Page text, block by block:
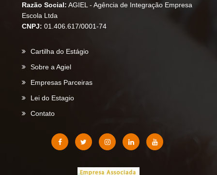
Razão Social: AGIEL - Agência de Integração Empresa
Escola Ltda
CNPJ: 01.406.617/0001-74
Cartilha do Estágio
Sobre a Agiel
Empresas Parceiras
Lei do Estagio
Contato